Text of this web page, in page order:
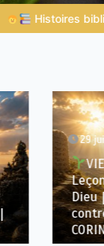
| Job |
29
VIE
Leçon
Dieu |